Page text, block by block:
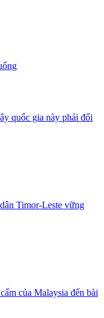
quốc gia này phải đối
Timor-Leste vững
của Malaysia đến bài